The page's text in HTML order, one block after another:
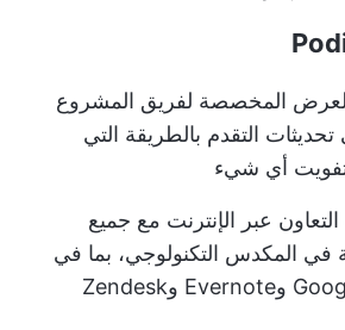
المخصصة لفريق المشروع
التقدم بالطريقة التي
أي شيء
عبر الإنترنت مع جميع
في المكدس التكنولوجي، بما في
ذلك Google Drive وEvernote وZendesk